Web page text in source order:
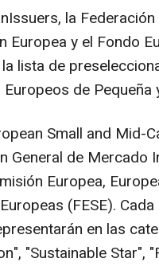
la
Europea y el Fondo
lista de
de
Small and Mid-
General de Mercado
Europea,
(FESE).
en las
"Sustainable Star",